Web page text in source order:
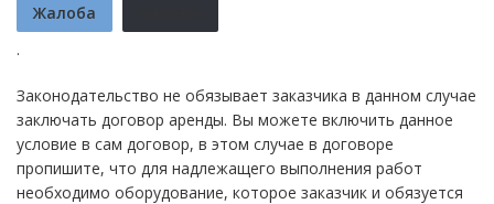
Жалоба
.
Законодательство не обязывает заказчика в данном случае
заключать договор аренды. Вы можете включить данное
условие в сам договор, в этом случае в договоре
пропишите, что для надлежащего выполнения работ
необходимо оборудование, которое заказчик и обязуется